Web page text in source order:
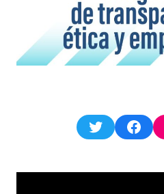
Twitter